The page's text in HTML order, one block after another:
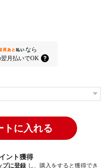
なら
翌月払いでOK
トに入れる
ント獲得
プに登録 し、購入をすると獲得でき